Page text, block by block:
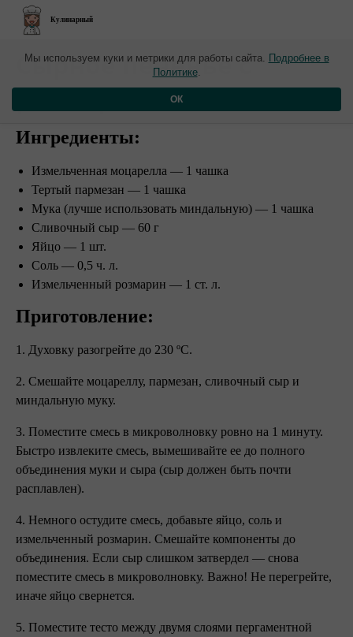
Кулинарный
​Сырное печенье с
розмарином
Ингредиенты:
Измельченная моцарелла — 1 чашка
Тертый пармезан — 1 чашка
Мука (лучше использовать миндальную) — 1 чашка
Сливочный сыр — 60 г
Яйцо — 1 шт.
Соль — 0,5 ч. л.
Измельченный розмарин — 1 ст. л.
Приготовление:
1. Духовку разогрейте до 230 ºC.
2. Смешайте моцареллу, пармезан, сливочный сыр и
миндальную муку.
3. Поместите смесь в микроволновку ровно на 1 минуту.
Быстро извлеките смесь, вымешивайте ее до полного
объединения муки и сыра (сыр должен быть почти
расплавлен).
4. Немного остудите смесь, добавьте яйцо, соль и
измельченный розмарин. Смешайте компоненты до
объединения. Если сыр слишком затвердел — снова
поместите смесь в микроволновку. Важно! Не перегрейте,
иначе яйцо свернется.
5. Поместите тесто между двумя слоями пергаментной
Мы используем куки и метрики для работы сайта. Подробнее в
Политике.
ОК